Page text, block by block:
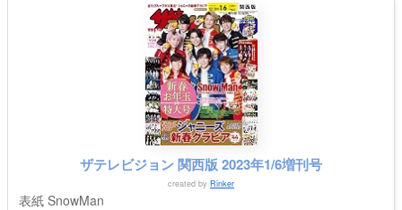
ザテレビジョン 関西版 2023年1/6増刊号
created by Rinker
表紙 SnowMan